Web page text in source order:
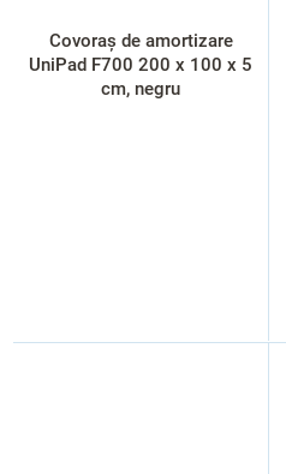
Covoraș de amortizare
UniPad F700 200 x 100 x 5
cm, negru